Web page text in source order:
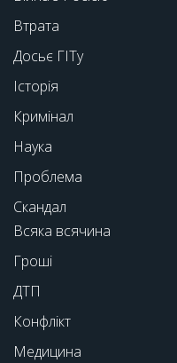
Втрата
Досьє ГІТу
Історія
Кримінал
Наука
Проблема
Скандал
Всяка всячина
Гроші
ДТП
Конфлікт
Медицина